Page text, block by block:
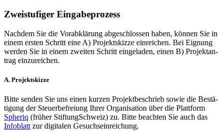
Zweistufiger Eingabeprozess
Nach­dem Sie die Vor­ab­klä­rung abge­schlos­sen haben, kön­nen Sie in
einem ers­ten Schritt eine A) Pro­jekt­skizze ein­rei­chen. Bei Eig­nung
wer­den Sie in einem zwei­ten Schritt ein­ge­la­den, einen B) Pro­jekt­an­
trag ein­zu­rei­chen.
A. Projektskizze
Bitte sen­den Sie uns einen kur­zen Pro­jekt­be­schrieb sowie die Bestä­
ti­gung der Steu­er­be­frei­ung Ihrer Orga­ni­sa­tion über die Platt­form
Sphe­riq (frü­her Stif­tung­S­chweiz) zu. Bitte beach­ten Sie auch das
Info­blatt zur digi­ta­len Gesuchs­ein­rei­chung.